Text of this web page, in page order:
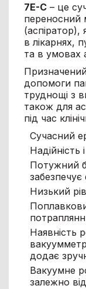
7E-C– це
переносний
в лікарнях,
та в умовах
допомоги
труднощі з
також для
під час
Сучасний
Потужний
Низький
Наявність
додає
Вакуумне
залежно